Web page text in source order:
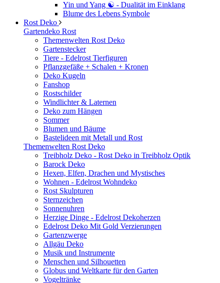
Yin und Yang ☯ - Dualität im Einklang
Blume des Lebens Symbole
Rost Deko
Gartendeko Rost
Themenwelten Rost Deko
Gartenstecker
Tiere - Edelrost Tierfiguren
Pflanzgefäße + Schalen + Kronen
Deko Kugeln
Fanshop
Rostschilder
Windlichter & Laternen
Deko zum Hängen
Sommer
Blumen und Bäume
Bastelideen mit Metall und Rost
Themenwelten Rost Deko
Treibholz Deko - Rost Deko in Treibholz Optik
Barock Deko
Hexen, Elfen, Drachen und Mystisches
Wohnen - Edelrost Wohndeko
Rost Skulpturen
Sternzeichen
Sonnenuhren
Herzige Dinge - Edelrost Dekoherzen
Edelrost Deko Mit Gold Verzierungen
Gartenzwerge
Allgäu Deko
Musik und Instrumente
Menschen und Silhouetten
Globus und Weltkarte für den Garten
Vogeltränke